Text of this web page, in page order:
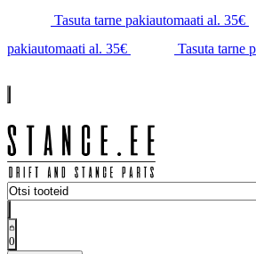
Tasuta tarne pakiautomaati al. 35€
pakiautomaati al. 35€
Tasuta tarne
0